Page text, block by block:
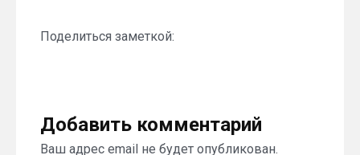
Поделиться заметкой:
Добавить комментарий
Ваш адрес email не будет опубликован.